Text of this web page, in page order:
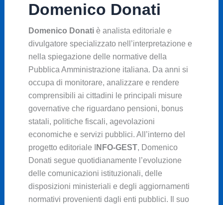
Domenico Donati
Domenico Donatiè analista editoriale e
divulgatore specializzato nell’interpretazione e
nella spiegazione delle normative della
Pubblica Amministrazione italiana. Da anni si
occupa di monitorare, analizzare e rendere
comprensibili ai cittadini le principali misure
governative che riguardano pensioni, bonus
statali, politiche fiscali, agevolazioni
economiche e servizi pubblici. All’interno del
progetto editoriale I
NFO-GEST, Domenico
Donati segue quotidianamente l’evoluzione
delle comunicazioni istituzionali, delle
disposizioni ministeriali e degli aggiornamenti
normativi provenienti dagli enti pubblici. Il suo